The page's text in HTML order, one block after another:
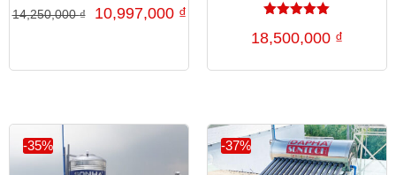
14,250,000₫ 10,997,000 ₫
hạng
18,500,000 ₫
-35% -37%